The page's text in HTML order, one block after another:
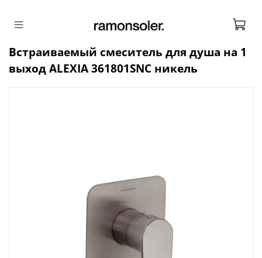
Встраиваемый смеситель для душа на 1
выход ALEXIA 361801SNC никель